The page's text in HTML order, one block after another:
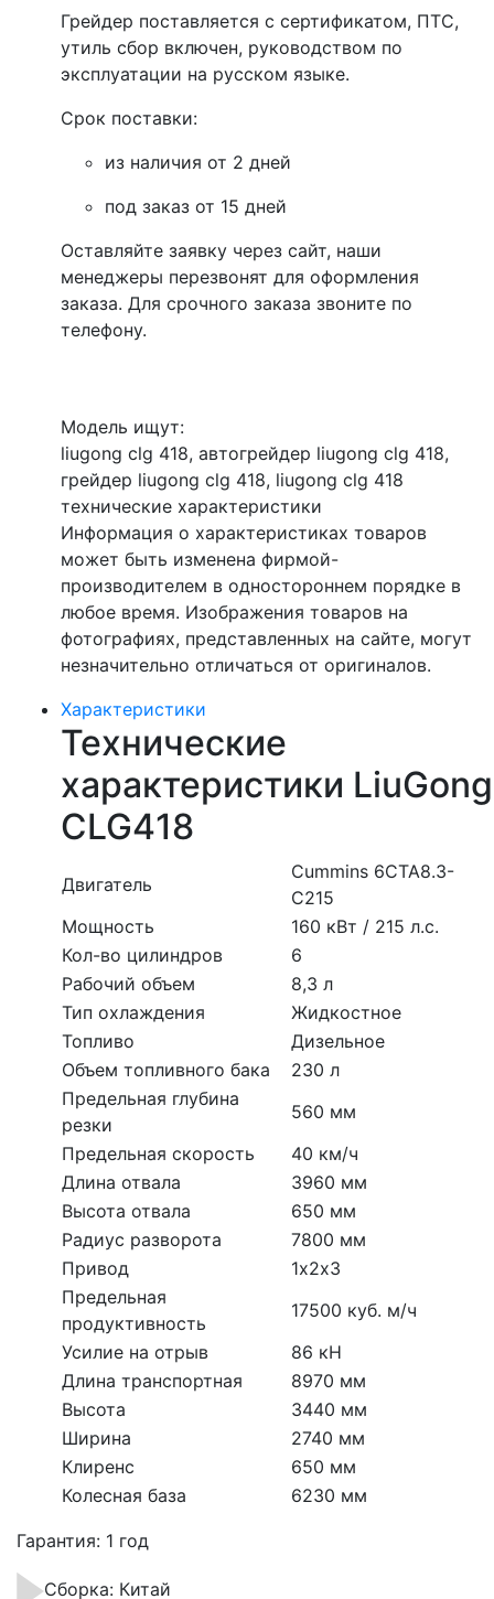
Грейдер поставляется с сертификатом, ПТС,
утиль сбор включен, руководством по
эксплуатации на русском языке.
Срок поставки:
из наличия от 2 дней
под заказ от 15 дней
Оставляйте заявку через сайт, наши
менеджеры перезвонят для оформления
заказа. Для срочного заказа звоните по
телефону.
Модель ищут:
liugong clg 418, автогрейдер liugong clg 418,
грейдер liugong clg 418, liugong clg 418
технические характеристики
Информация о характеристиках товаров
может быть изменена фирмой-
производителем в одностороннем порядке в
любое время. Изображения товаров на
фотографиях, представленных на сайте, могут
незначительно отличаться от оригиналов.
Характеристики
Технические
характеристики LiuGong
CLG418
Двигатель
Cummins 6CTA8.3-
C215
Мощность
160 кВт / 215 л.с.
Кол-во цилиндров
6
Рабочий объем
8,3 л
Тип охлаждения
Жидкостное
Топливо
Дизельное
Объем топливного бака
230 л
Предельная глубина
резки
560 мм
Предельная скорость
40 км/ч
Длина отвала
3960 мм
Высота отвала
650 мм
Радиус разворота
7800 мм
Привод
1х2х3
Предельная
продуктивность
17500 куб. м/ч
Усилие на отрыв
86 кН
Длина транспортная
8970 мм
Высота
3440 мм
Ширина
2740 мм
Клиренс
650 мм
Колесная база
6230 мм
Гарантия: 1 год
Сборка: Китай